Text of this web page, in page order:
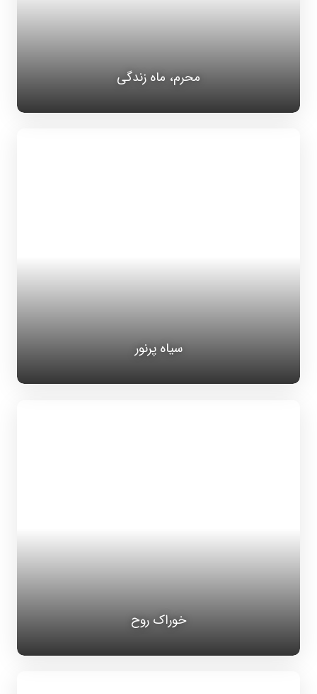
محرم، ماه زندگی
سیاه پرنور
خوراک روح